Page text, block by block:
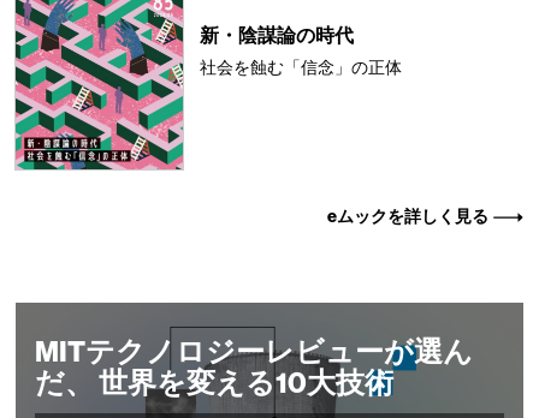
新・陰謀論の時代
社会を蝕む「信念」の正体
eムックを詳しく見る
MITテクノロジーレビューが選ん
だ、 世界を変える10大技術